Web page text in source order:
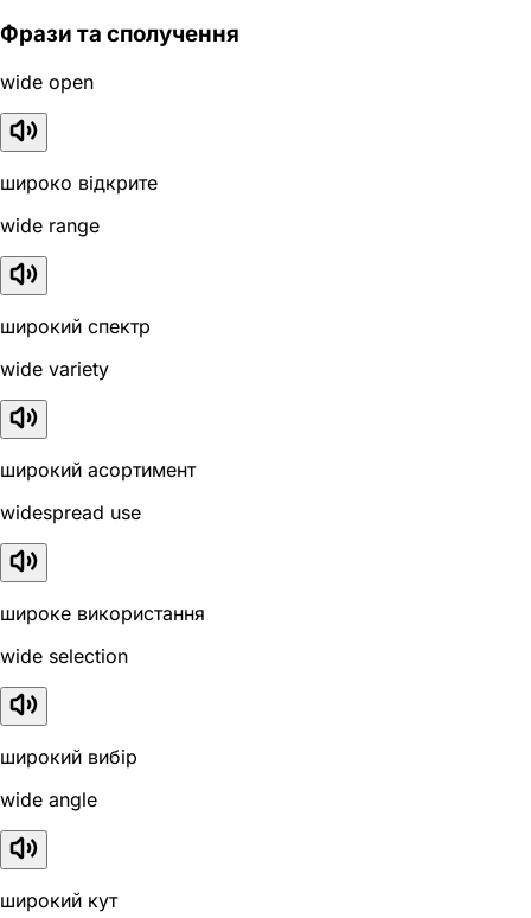
Фрази та сполучення
wide open
широко відкрите
wide range
широкий спектр
wide variety
широкий асортимент
widespread use
широке використання
wide selection
широкий вибір
wide angle
широкий кут